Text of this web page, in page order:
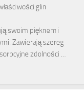
glin
swoim pięknem i
Zawierają szereg
zdolności …